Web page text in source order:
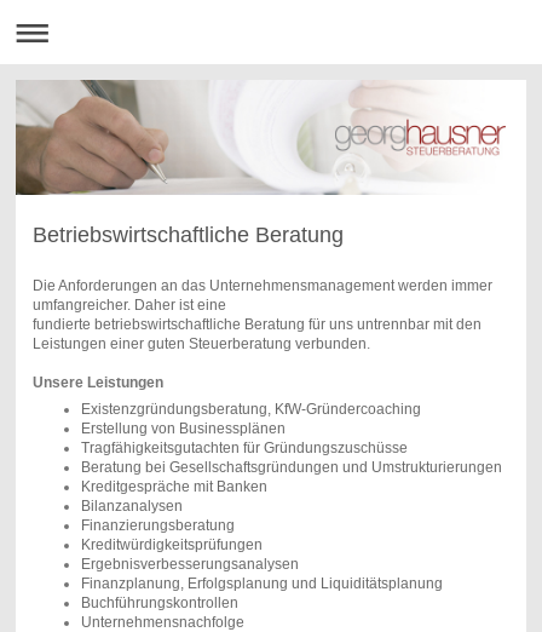
Betriebswirtschaftliche Beratung
Die Anforderungen an das Unternehmensmanagement werden immer
umfangreicher. Daher ist eine
fundierte betriebswirtschaftliche Beratung für uns untrennbar mit den
Leistungen einer guten Steuerberatung verbunden
Unsere Leistungen
Existenzgründungsberatung, KfW-Gründercoaching
Erstellung von Businessplänen
Tragfähigkeitsgutachten für Gründungszuschüsse
Beratung bei Gesellschaftsgründungen und Umstrukturierungen
Kreditgespräche mit Banken
Bilanzanalysen
Finanzierungsberatung
Kreditwürdigkeitsprüfungen
Ergebnisverbesserungsanalysen
Finanzplanung, Erfolgsplanung und Liquiditätsplanung
Buchführungskontrollen
Unternehmensnachfolge